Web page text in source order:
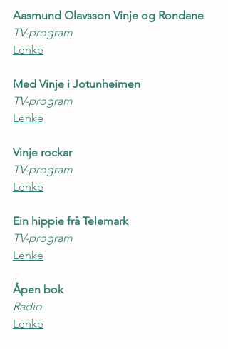
Aasmund Olavsson Vinje og Rondane
TV-program
Lenke
Med Vinje i Jotunheimen
TV-program
Lenke
Vinje rockar
TV-program
Lenke
Ein hippie frå Telemark
TV-program
Lenke
Åpen bok
Radio
Lenke